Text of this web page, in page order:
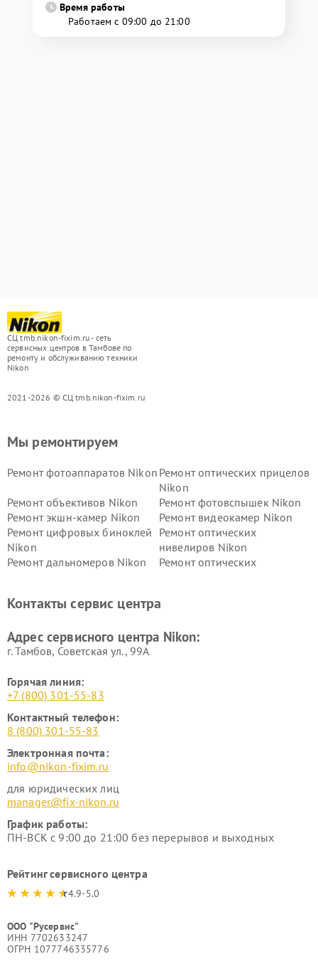
Время работы
Работаем с 09:00 до 21:00
СЦ tmb.nikon-fixim.ru - сеть
сервисных центров в Тамбове по
ремонту и обслуживанию техники
Nikon
2021-2026 © СЦ tmb.nikon-fixim.ru
Мы ремонтируем
Ремонт фотоаппаратов Nikon Ремонт оптических прицелов
Nikon
Ремонт объективов Nikon
Ремонт фотовспышек Nikon
Ремонт экшн-камер Nikon
Ремонт видеокамер Nikon
Ремонт цифровых биноклей
Nikon
Ремонт оптических
нивелиров Nikon
Ремонт дальномеров Nikon
Ремонт оптических
Контакты сервис центра
Адрес сервисного центра Nikon:
г. Тамбов, Советская ул., 99А
Горячая линия:
+7 (800) 301-55-83
Контактный телефон:
8 (800) 301-55-83
Электронная почта:
info@nikon-fixim.ru
для юридических лиц
manager@fix-nikon.ru
График работы:
ПН-ВСК с 9:00 до 21:00 без перерывов и выходных
Рейтинг сервисного центра
4.9-5.0
ООО "Русервис"
ИНН 7702633247
ОГРН 1077746335776